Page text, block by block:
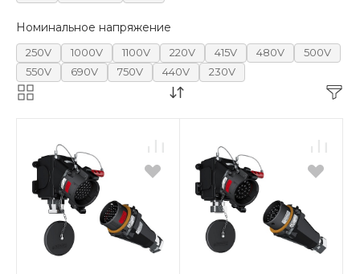
Номинальное напряжение
250V 1000V 1100V 220V 415V 480V
500V
550V
690V 750V 440V 230V